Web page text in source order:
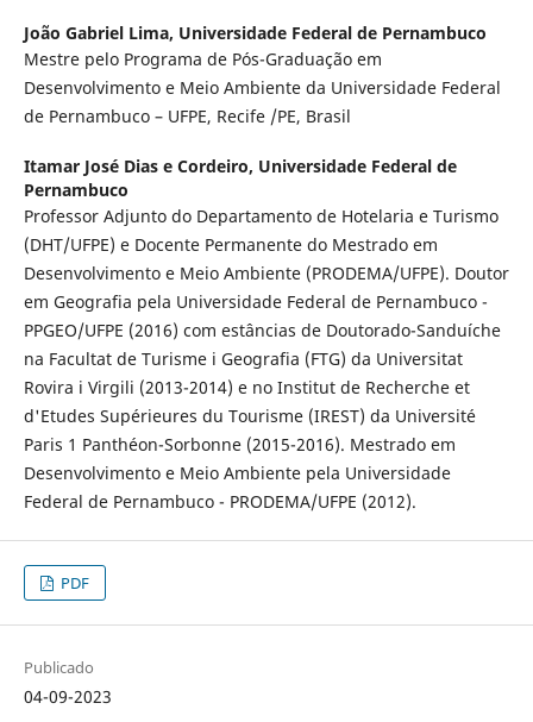
João Gabriel Lima, Universidade Federal de Pernambuco
Mestre pelo Programa de Pós-Graduação em
Desenvolvimento e Meio Ambiente da Universidade Federal
de Pernambuco – UFPE, Recife /PE, Brasil
Itamar José Dias e Cordeiro, Universidade Federal de
Pernambuco
Professor Adjunto do Departamento de Hotelaria e Turismo
(DHT/UFPE) e Docente Permanente do Mestrado em
Desenvolvimento e Meio Ambiente (PRODEMA/UFPE). Doutor
em Geografia pela Universidade Federal de Pernambuco -
PPGEO/UFPE (2016) com estâncias de Doutorado-Sanduíche
na Facultat de Turisme i Geografia (FTG) da Universitat
Rovira i Virgili (2013-2014) e no Institut de Recherche et
d'Etudes Supérieures du Tourisme (IREST) da Université
Paris 1 Panthéon-Sorbonne (2015-2016). Mestrado em
Desenvolvimento e Meio Ambiente pela Universidade
Federal de Pernambuco - PRODEMA/UFPE (2012).
PDF
Publicado
04-09-2023